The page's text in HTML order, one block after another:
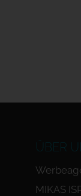
ÜBER
MIKAS